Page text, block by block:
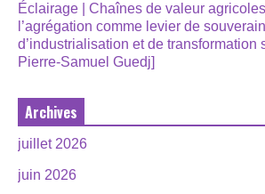
Éclairage | Chaînes de valeur
l’agrégation comme levier de
d’industrialisation et de transformation
Pierre-Samuel Guedj]
Archives
juillet 2026
juin 2026